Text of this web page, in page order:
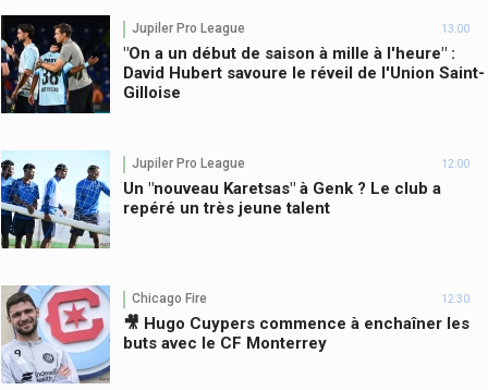
Jupiler Pro League 13:00
"On a un début de saison à mille à l'heure" :
David Hubert savoure le réveil de l'Union Saint-
Gilloise
Jupiler Pro League 12:00
Un "nouveau Karetsas" à Genk ? Le club a
repéré un très jeune talent
Chicago Fire 12:30
🎥 Hugo Cuypers commence à enchaîner les
buts avec le CF Monterrey